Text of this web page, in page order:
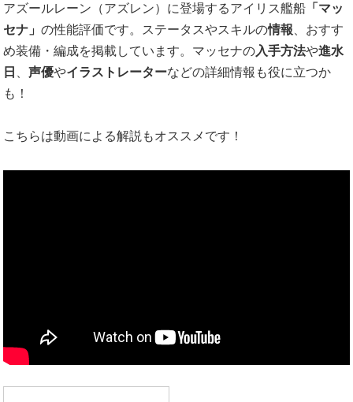
アズールレーン（アズレン）に登場するアイリス艦船 「マッ
セナ」 の性能評価です。ステータスやスキルの情報 、おすす
め装備・編成を掲載しています。マッセナの入手方法や進水
日
声優やイラストレーターなどの詳細情報も役に立つか
も！
こちらは動画による解説もオススメです！